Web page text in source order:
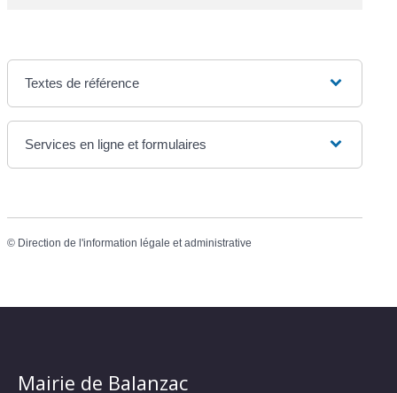
Textes de référence
Services en ligne et formulaires
© Direction de l'information légale et administrative
Mairie de Balanzac